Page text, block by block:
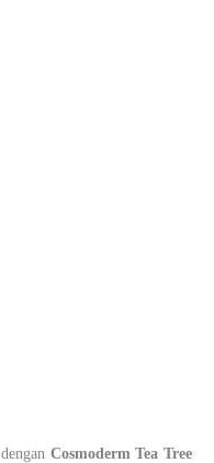
Cosmoderm Tea Tree